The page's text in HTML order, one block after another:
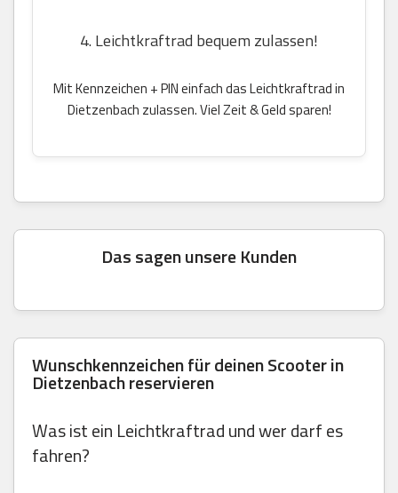
4. Leichtkraftrad bequem zulassen!
Mit Kennzeichen + PIN einfach das Leichtkraftrad in
Dietzenbach zulassen. Viel Zeit & Geld sparen!
Das sagen unsere Kunden
Wunschkennzeichen für deinen Scooter in
Dietzenbach reservieren
Was ist ein Leichtkraftrad und wer darf es
fahren?